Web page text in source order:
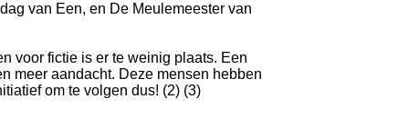
van Een, en De Meulemeester van
voor fictie is er te weinig plaats. Een
meer aandacht. Deze mensen hebben
om te volgen dus! (2) (3)